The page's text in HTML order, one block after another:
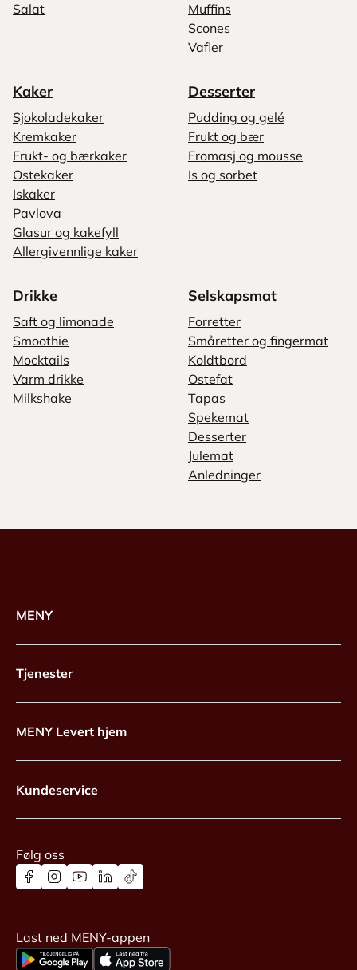
Salat
Muffins
Scones
Vafler
Kaker
Sjokoladekaker
Kremkaker
Frukt- og bærkaker
Ostekaker
Iskaker
Pavlova
Glasur og kakefyll
Allergivennlige kaker
Desserter
Pudding og gelé
Frukt og bær
Fromasj og mousse
Is og sorbet
Drikke
Saft og limonade
Smoothie
Mocktails
Varm drikke
Milkshake
Selskapsmat
Forretter
Småretter og fingermat
Koldtbord
Ostefat
Tapas
Spekemat
Desserter
Julemat
Anledninger
MENY
Tjenester
MENY Levert hjem
Kundeservice
Følg oss
Last ned MENY-appen